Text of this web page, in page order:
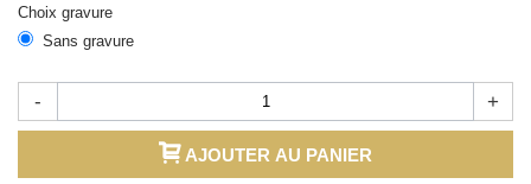
Choix gravure
Sans gravure
- +
AJOUTER AU PANIER